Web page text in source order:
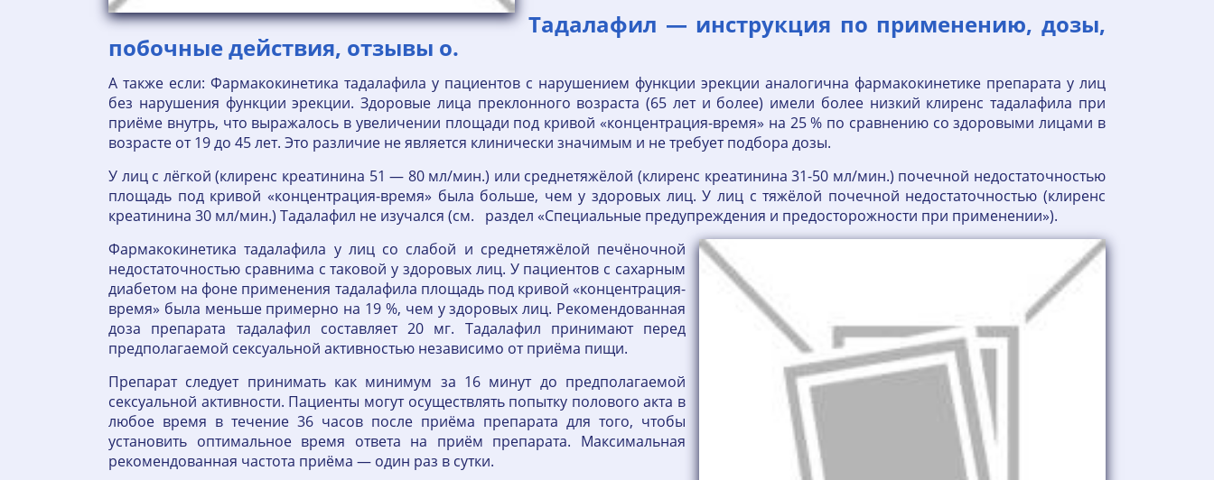
Тадалафил — инструкция по применению, дозы,
побочные действия, отзывы о.
А также если: Фармакокинетика тадалафила у пациентов с нарушением функции эрекции аналогична фармакокинетике препарата у лиц
без нарушения функции эрекции. Здоровые лица преклонного возраста (65 лет и более) имели более низкий клиренс тадалафила при
приёме внутрь, что выражалось в увеличении площади под кривой «концентрация-время» на 25 % по сравнению со здоровыми лицами в
возрасте от 19 до 45 лет. Это различие не является клинически значимым и не требует подбора дозы.
У лиц с лёгкой (клиренс креатинина 51 — 80 мл/мин.) или среднетяжёлой (клиренс креатинина 31-50 мл/мин.) почечной недостаточностью
площадь под кривой «концентрация-время» была больше, чем у здоровых лиц. У лиц с тяжёлой почечной недостаточностью (клиренс
креатинина 30 мл/мин.) Тадалафил не изучался (см. раздел «Специальные предупреждения и предосторожности при применении»).
Фармакокинетика тадалафила у лиц со слабой и среднетяжёлой печёночной
недостаточностью сравнима с таковой у здоровых лиц. У пациентов с сахарным
диабетом на фоне применения тадалафила площадь под кривой «концентрация-
время» была меньше примерно на 19 %, чем у здоровых лиц. Рекомендованная
доза препарата тадалафил составляет 20 мг. Тадалафил принимают перед
предполагаемой сексуальной активностью независимо от приёма пищи.
Препарат следует принимать как минимум за 16 минут до предполагаемой
сексуальной активности. Пациенты могут осуществлять попытку полового акта в
любое время в течение 36 часов после приёма препарата для того, чтобы
установить оптимальное время ответа на приём препарата. Максимальная
рекомендованная частота приёма — один раз в сутки.